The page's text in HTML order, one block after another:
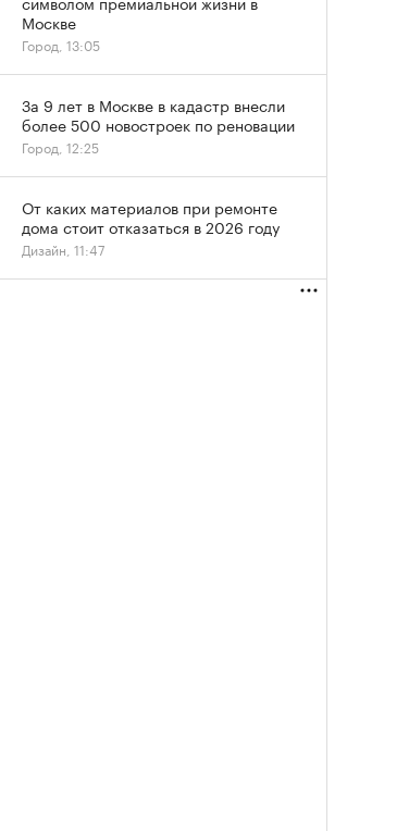
Москве
Город, 13:05
За 9 лет в Москве в кадастр внесли
более 500 новостроек по реновации
Город, 12:25
От каких материалов при ремонте
дома стоит отказаться в 2026 году
Дизайн, 11:47